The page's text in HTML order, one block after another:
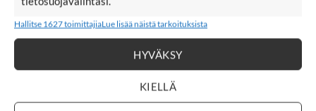
Hallitse 1627 toimittajiaLue lisää näistä tarkoituksista
HYVÄKSY
KIELLÄ
Väri: Light Blue Denim
name it